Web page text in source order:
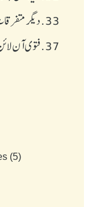
33. دیگر
37. فتوی آن
(5)